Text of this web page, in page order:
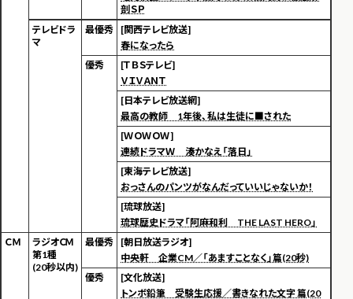
剖ＳＰ
テレビドラ
マ
最優秀
[関西テレビ放送]
春になったら
優秀
[ＴＢＳテレビ]
ＶＩＶＡＮＴ
[日本テレビ放送網]
最高の教師 1年後、私は生徒に■された
[ＷＯＷＯＷ]
連続ドラマＷ 湊かなえ「落日」
[東海テレビ放送]
おっさんのパンツがなんだっていいじゃないか！
[琉球放送]
琉球歴史ドラマ「阿麻和利 THE LAST HERO」
Ｃ Ｍ
ラジオＣＭ
第1種
(20秒以内)
最優秀
[朝日放送ラジオ]
中央軒 企業CM／「あますことなく」篇(20秒)
優秀
[文化放送]
トンボ鉛筆 受験生応援／書きなれた文字 篇(20